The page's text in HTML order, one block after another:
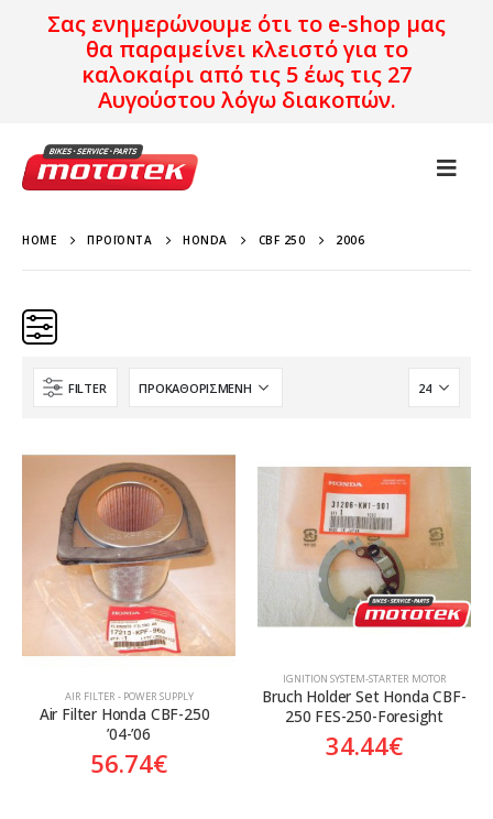
Σας ενημερώνουμε ότι το e-shop μας
θα παραμείνει κλειστό για το
καλοκαίρι από τις 5 έως τις 27
Αυγούστου λόγω διακοπών.
HOME ΠΡΟΪΌΝΤΑ HONDA CBF 250 2006
Κατηγορίες
Προϊόν Προέλευση
Aftermarket Aftermarket
Genuine
Γνήσιο
FILTER
AIR FILTER - POWER SUPPLY
Air Filter Honda CBF-250
’04-’06
56.74€
ΙGNITION SYSTEM-STARTER MOTOR
Bruch Holder Set Honda CBF-
250 FES-250-Foresight
34.44€